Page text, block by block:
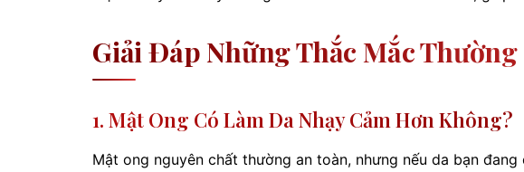
Giải Đáp Những Thắc Mắc Thường
1. Mật Ong Có Làm Da Nhạy Cảm Hơn Không?
Mật ong nguyên chất thường an toàn, nhưng nếu da bạn